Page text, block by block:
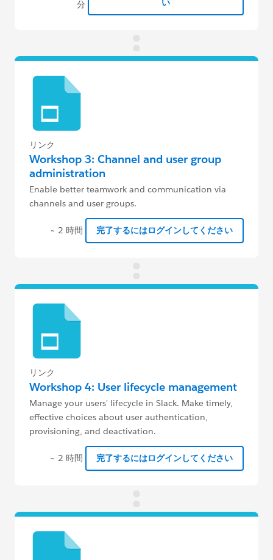
分
い
リンク
Workshop 3: Channel and user group
administration
Enable better teamwork and communication via
channels and user groups.
~ 2 時間 完了するにはログインしてください
リンク
Workshop 4: User lifecycle management
Manage your users' lifecycle in Slack. Make timely,
effective choices about user authentication,
provisioning, and deactivation.
~ 2 時間 完了するにはログインしてください